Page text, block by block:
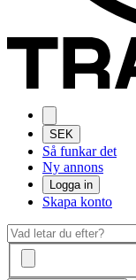
SEK
Så funkar det
Ny annons
Logga in
Skapa konto